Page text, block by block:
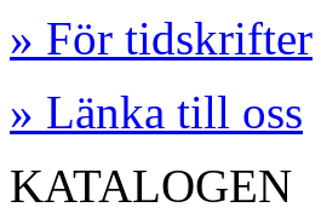
» För tidskrifter
» Länka till oss
KATALOGEN